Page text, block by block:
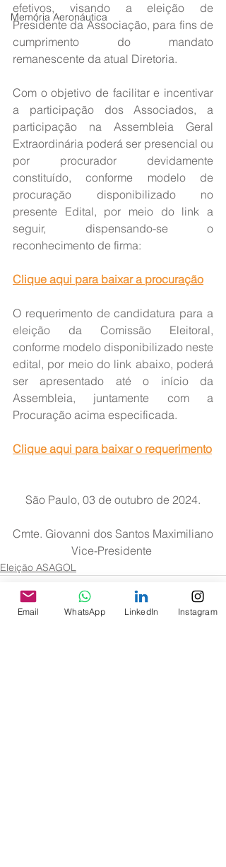
Memória Aeronáutica
efetivos, visando a eleição de
Presidente da Associação, para fins de
cumprimento do mandato
remanescente da atual Diretoria.
Com o objetivo de facilitar e incentivar
a participação dos Associados, a
participação na Assembleia Geral
Extraordinária poderá ser presencial ou
por procurador devidamente
constituído, conforme modelo de
procuração disponibilizado no
presente Edital, por meio do link a
seguir, dispensando-se o
reconhecimento de firma:
Clique aqui para baixar a procuração
O requerimento de candidatura para a
eleição da Comissão Eleitoral,
conforme modelo disponibilizado neste
edital, por meio do link abaixo, poderá
ser apresentado até o início da
Assembleia, juntamente com a
Procuração acima especificada.
Clique aqui para baixar o requerimento
São Paulo, 03 de outubro de 2024.
Cmte. Giovanni dos Santos Maximiliano
Vice-Presidente
Eleição ASAGOL
Email WhatsApp LinkedIn Instagram